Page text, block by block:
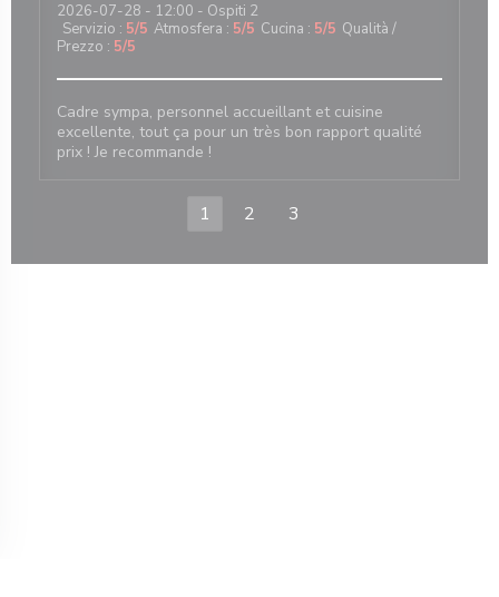
2026-07-28 - 12:00 - Ospiti 2
Servizio : 5/5 Atmosfera : 5/5 Cucina : 5/5 Qualità /
Prezzo : 5/5
Cadre sympa, personnel accueillant et cuisine
excellente, tout ça pour un très bon rapport qualité
prix ! Je recommande !
1 2 3